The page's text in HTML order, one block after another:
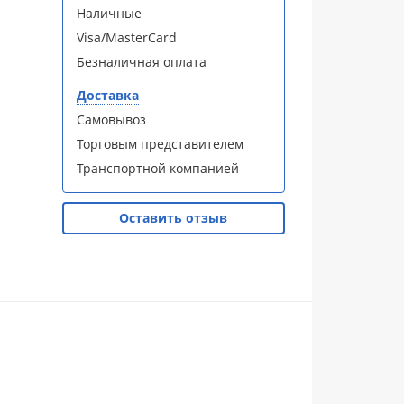
Наличные
Visa/MasterCard
Безналичная оплата
Доставка
Самовывоз
Торговым представителем
Транспортной компанией
Оставить отзыв